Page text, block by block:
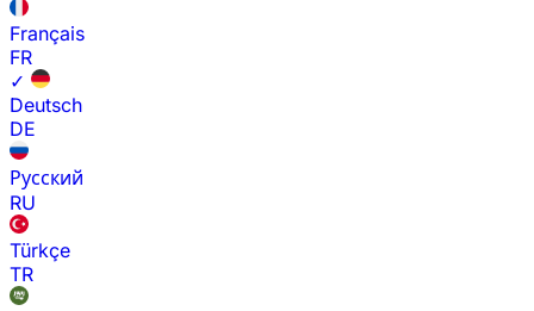
Français
FR
✓
Deutsch
DE
Русский
RU
Türkçe
TR